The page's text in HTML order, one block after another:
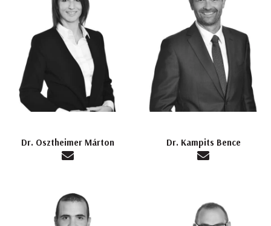
Dr. Osztheimer Márton Dr. Kampits Bence